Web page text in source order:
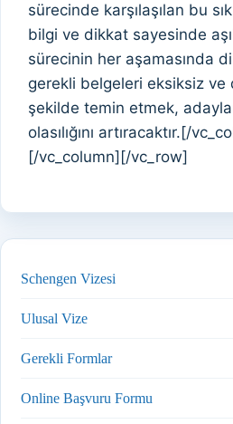
Schengen Vizesi
Ulusal Vize
Gerekli Formlar
Online Başvuru Formu
sürecinde karşılaşılan bu
bilgi ve dikkat sayesinde
sürecinin her aşamasında
gerekli belgeleri eksiksiz ve
şekilde temin etmek,
olasılığını artıracaktır.[/
[/vc_column][/vc_row]